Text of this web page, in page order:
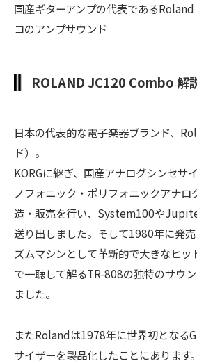
国産ギターアンプの代表である
コのアンプサウンド
ROLAND JC120 Combo 解
日本の代表的な電子楽器ブランド、
ド）。
KORGに継ぎ、国産アナログシンセサ
ノフォニック・ポリフォニックアナ
造・販売を行い、System100や
送り出しました。そして1980年に発
ズムマシンとして革新的で大きなヒッ
で一聴して解るTR-808の独特のサウ
ました。
またRolandは1978年に世界初となる
サイザーを製品化したことにあります